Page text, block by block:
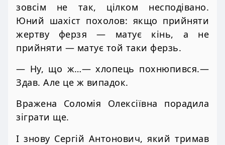
зовсім не так, цілком несподівано.
Юний шахіст похолов: якщо прийняти
жертву ферзя — матує кінь, а не
прийняти — матує той таки ферзь.
— Ну, що ж…— хлопець похнюпився.—
Здав. Але це ж випадок.
Вражена Соломія Олексіївна порадила
зіграти ще.
І знову Сергій Антонович, який тримав